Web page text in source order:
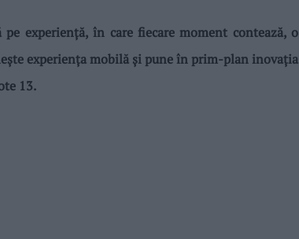
experiență, în care fiecare moment contează, o
experiența mobilă și pune în prim-plan inovația
13.